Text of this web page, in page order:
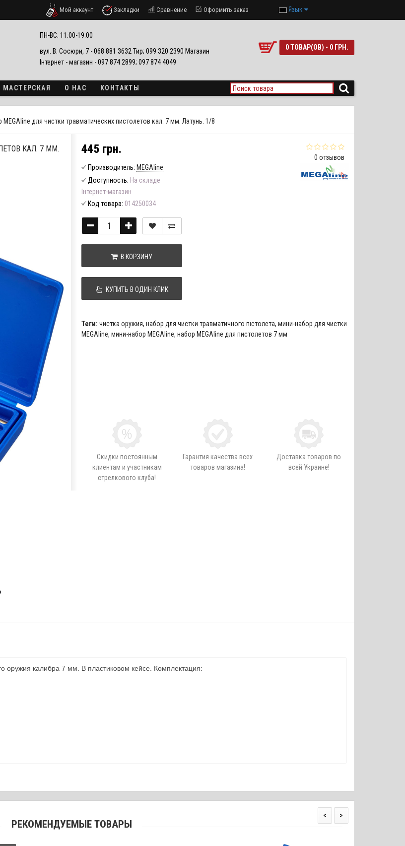
Мой аккаунт Закладки Сравнение Оформить заказ Язык
ПН-ВС: 11:00-19:00
вул. В. Сосюри, 7 - 068 881 3632 Тир; 099 320 2390 Магазин
Інтернет - магазин - 097 874 2899; 097 874 4049
0 ТОВАР(ОВ) - 0 ГРН.
МАСТЕРСКАЯ О НАС КОНТАКТЫ
MEGAline для чистки травматических пистолетов кал. 7 мм. Латунь. 1/8
КАЛ. 7 ММ.
0 отзывов
445 грн.
Производитель: MEGAline
Доступность: На складе
Інтернет-магазин
Код товара: 014250034
В КОРЗИНУ
КУПИТЬ В ОДИН КЛИК
Теги: чистка оружия, набор для чистки травматичного пістолета, мини-набор для чистки
MEGAline, мини-набор MEGAline, набор MEGAline для пистолетов 7 мм
Скидки постоянным
клиентам и участникам
стрелкового клуба!
Гарантия качества всех
товаров магазина!
Доставка товаров по
всей Украине!
оружия калибра 7 мм. В пластиковом кейсе. Комплектация:
РЕКОМЕНДУЕМЫЕ ТОВАРЫ
< >